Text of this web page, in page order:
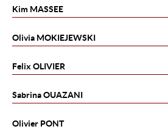
Kim MASSEE
Olivia MOKIEJEWSKI
Felix OLIVIER
SabrinaOUAZANI
Olivier PONT